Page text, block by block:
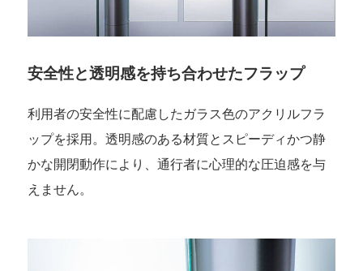
安全性と透明感を持ち合わせたフラップ
利用者の安全性に配慮したガラス色のアクリルフラ
ップを採用。透明感のある材質とスピーディかつ静
かな開閉動作により、通行者に心理的な圧迫感を与
えません。